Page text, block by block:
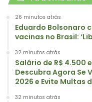
26 minutos atrás
Eduardo Bolsonaro
vacinas no Brasil:
32 minutos atrás
Salário de R$ 4.500
Descubra Agora Se
2026 e Evite Multas
32 minutos atrás